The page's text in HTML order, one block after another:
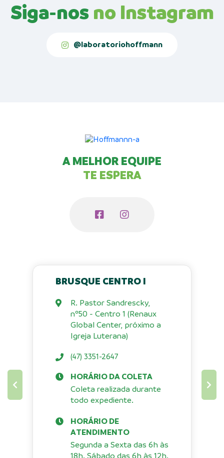
Siga-nos no Instagram
@laboratoriohoffmann
A MELHOR EQUIPE
TE ESPERA
BRUSQUE CENTRO I
R. Pastor Sandrescky,
nº50 - Centro 1 (Renaux
Global Center, próximo a
Igreja Luterana)
(47) 3351-2647
HORÁRIO DA COLETA
Coleta realizada durante
todo expediente.
HORÁRIO DE
ATENDIMENTO
Segunda a Sexta das 6h às
18h. Sábado das 6h às 12h.